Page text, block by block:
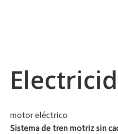
motor
Sistema de tren motriz sin